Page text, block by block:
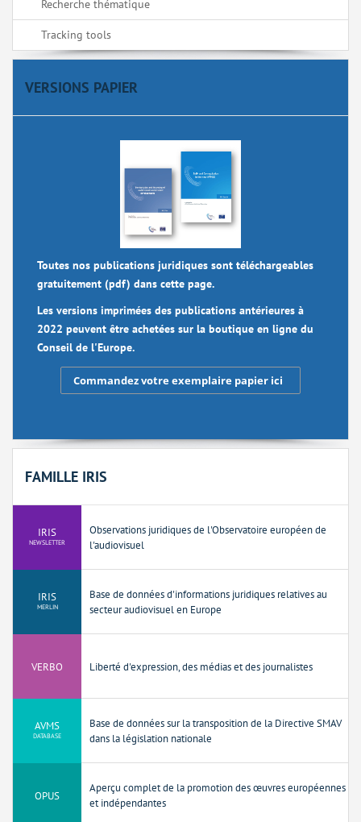
Recherche thématique
Tracking tools
VERSIONS PAPIER
Toutes nos publications juridiques sont téléchargeables
gratuitement (pdf) dans cette page.
Les versions imprimées des publications antérieures à
2022 peuvent être achetées sur la boutique en ligne du
Conseil de l'Europe.
Commandez votre exemplaire papier ici
FAMILLE IRIS
IRIS
NEWSLETTER
Observations juridiques de l'Observatoire européen de
l'audiovisuel
IRIS
MERLIN
Base de données d'informations juridiques relatives au
secteur audiovisuel en Europe
VERBO Liberté d'expression, des médias et des journalistes
AVMS
DATABASE
Base de données sur la transposition de la Directive SMAV
dans la législation nationale
OPUS
Aperçu complet de la promotion des œuvres européennes
et indépendantes